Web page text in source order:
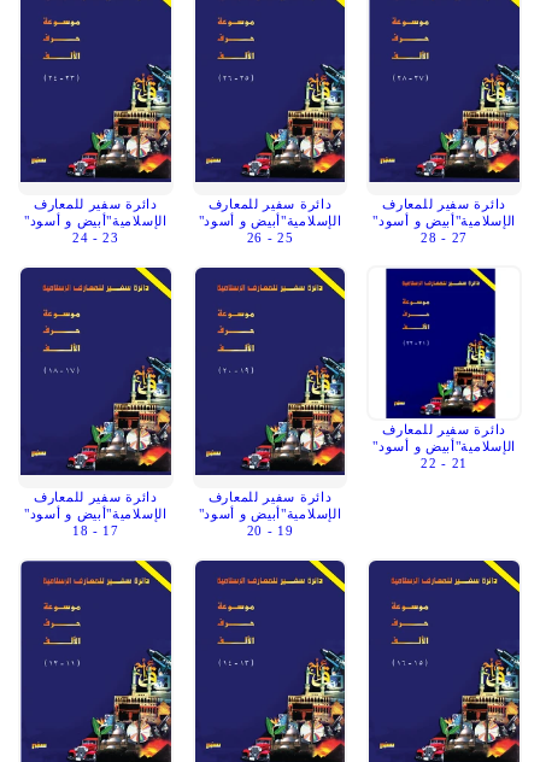
دائرة سفير للمعارف
الإسلامية"أبيض و أسود"
27 - 28
دائرة سفير للمعارف
الإسلامية"أبيض و أسود"
25 - 26
دائرة سفير للمعارف
الإسلامية"أبيض و أسود"
23 - 24
دائرة سفير للمعارف
الإسلامية"أبيض و أسود"
21 - 22
دائرة سفير للمعارف
الإسلامية"أبيض و أسود"
19 - 20
دائرة سفير للمعارف
الإسلامية"أبيض و أسود"
17 - 18